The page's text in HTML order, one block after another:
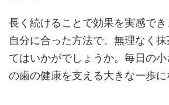
長く続けることで効果を実感で
自分に合った方法で、無理なく
てはいかがでしょうか。毎日の
の歯の健康を支える大きな一歩に